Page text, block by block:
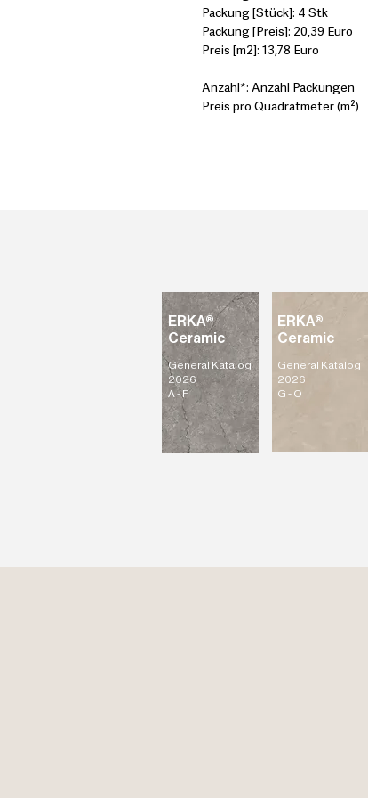
Packung [Stück]: 4 Stk
Packung [Preis]: 20,39 Euro
Preis [m2]: 13,78 Euro
Anzahl*: Anzahl Packungen
Preis pro Quadratmeter (m²)
ERKA®
Ceramic
General Katalog
2026
G - O
ERKA®
Ceramic
General Katalog
2026
A - F